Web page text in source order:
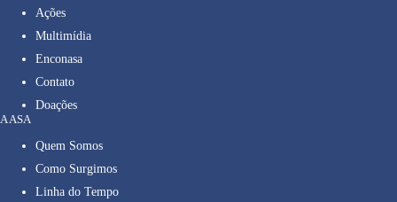
Ações
Multimídia
Enconasa
Contato
Doações
A ASA
Quem Somos
Como Surgimos
Linha do Tempo